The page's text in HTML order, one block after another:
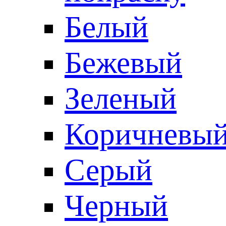
Белый
Бежевый
Зеленый
Серый
Черный